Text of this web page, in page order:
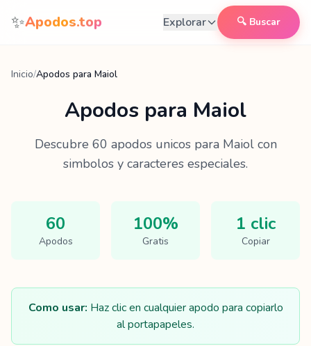
Saltar al contenido
✨Apodos.top Explorar 🔍 Buscar
Inicio/Apodos para Maiol
Apodos para Maiol
Descubre 60 apodos unicos para Maiolcon
simbolos y caracteres especiales.
60
Apodos
100%
Gratis
1 clic
Copiar
Como usar: Haz clic en cualquier apodo para copiarlo
al portapapeles.